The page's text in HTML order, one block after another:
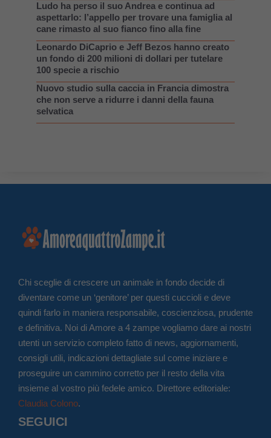
Ludo ha perso il suo Andrea e continua ad
aspettarlo: l’appello per trovare una famiglia al
cane rimasto al suo fianco fino alla fine
Leonardo DiCaprio e Jeff Bezos hanno creato
un fondo di 200 milioni di dollari per tutelare
100 specie a rischio
Nuovo studio sulla caccia in Francia dimostra
che non serve a ridurre i danni della fauna
selvatica
Chi sceglie di crescere un animale in fondo decide di
diventare come un ‘genitore’ per questi cuccioli e deve
quindi farlo in maniera responsabile, coscienziosa, prudente
e definitiva. Noi di Amore a 4 zampe vogliamo dare ai nostri
utenti un servizio completo fatto di news, aggiornamenti,
consigli utili, indicazioni dettagliate sul come iniziare e
proseguire un cammino corretto per il resto della vita
insieme al vostro più fedele amico. Direttore editoriale:
Claudia Colono.
SEGUICI